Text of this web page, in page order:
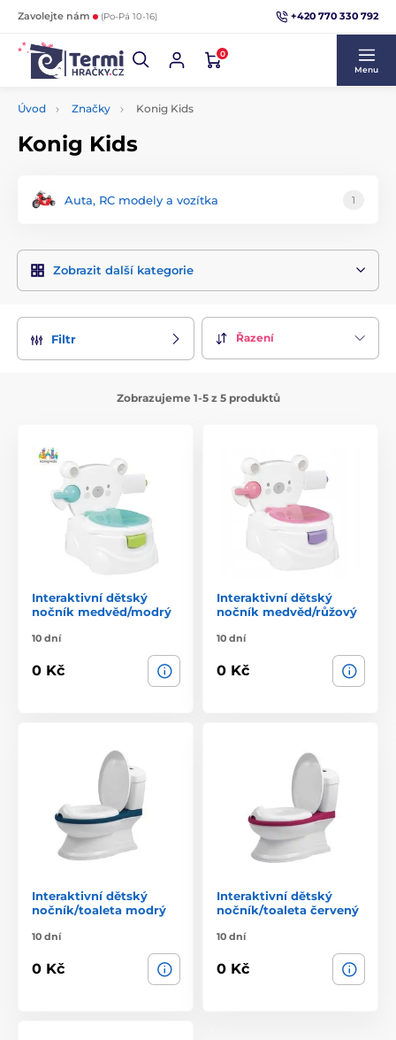
Zavolejte nám (Po-Pá 10-16) +420 770 330 792
0
Menu
Úvod Značky Konig Kids
Konig Kids
Auta, RC modely a vozítka 1
Zobrazit další kategorie
Filtr Řazení
Zobrazujeme 1-5 z 5 produktů
Interaktivní dětský
nočník medvěd/modrý
10 dní
0 Kč
Interaktivní dětský
nočník medvěd/růžový
10 dní
0 Kč
Interaktivní dětský
nočník/toaleta modrý
10 dní
0 Kč
Interaktivní dětský
nočník/toaleta červený
10 dní
0 Kč